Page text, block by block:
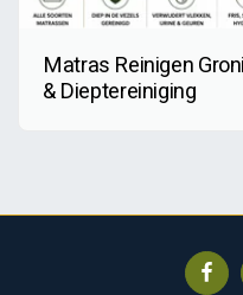
Matras Reinigen
& Dieptereiniging